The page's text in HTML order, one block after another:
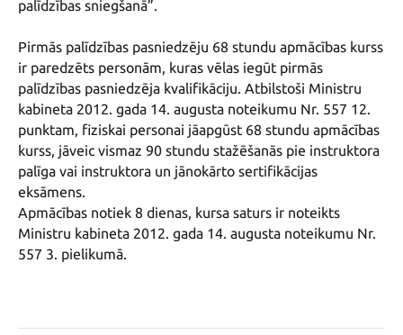
palīdzības sniegšanā”.
Pirmās palīdzības pasniedzēju 68 stundu apmācības kurss
ir paredzēts personām, kuras vēlas iegūt pirmās
palīdzības pasniedzēja kvalifikāciju. Atbilstoši Ministru
kabineta 2012. gada 14. augusta noteikumu Nr. 557 12.
punktam, fiziskai personai jāapgūst 68 stundu apmācības
kurss, jāveic vismaz 90 stundu stažēšanās pie instruktora
palīga vai instruktora un jānokārto sertifikācijas
eksāmens.
Apmācības notiek 8 dienas, kursa saturs ir noteikts
Ministru kabineta 2012. gada 14. augusta noteikumu Nr.
557 3. pielikumā.